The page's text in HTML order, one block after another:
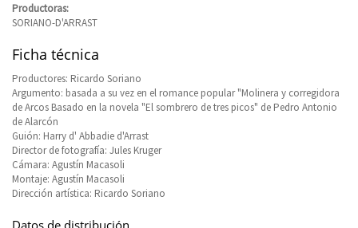
Productoras:
SORIANO-D'ARRAST
Ficha técnica
Productores: Ricardo Soriano
Argumento: basada a su vez en el romance popular "Molinera y corregidora
de Arcos Basado en la novela "El sombrero de tres picos" de Pedro Antonio
de Alarcón
Guión: Harry d' Abbadie d'Arrast
Director de fotografía: Jules Kruger
Cámara: Agustín Macasoli
Montaje: Agustín Macasoli
Dirección artística: Ricardo Soriano
Datos de distribución